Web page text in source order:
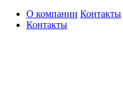
О компании
Контакты
Контакты